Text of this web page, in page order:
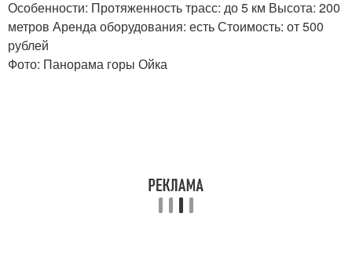
Особенности: Протяженность трасс: до 5 км Высота: 200
метров Аренда оборудования: есть Стоимость: от 500
рублей
Фото: Панорама горы Ойка